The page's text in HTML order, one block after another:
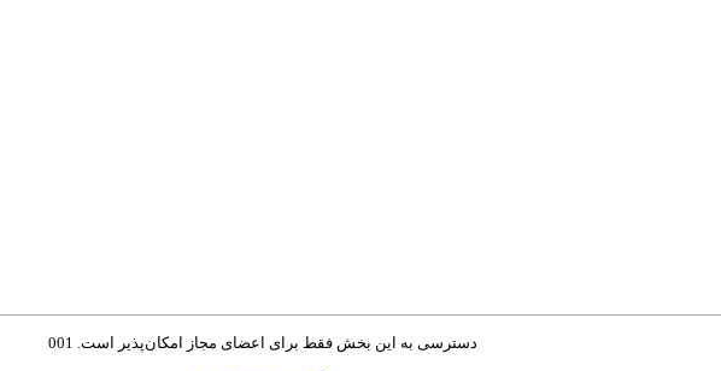
دسترسی به این بخش فقط برای اعضای مجاز امکان‌پذیر است. 001